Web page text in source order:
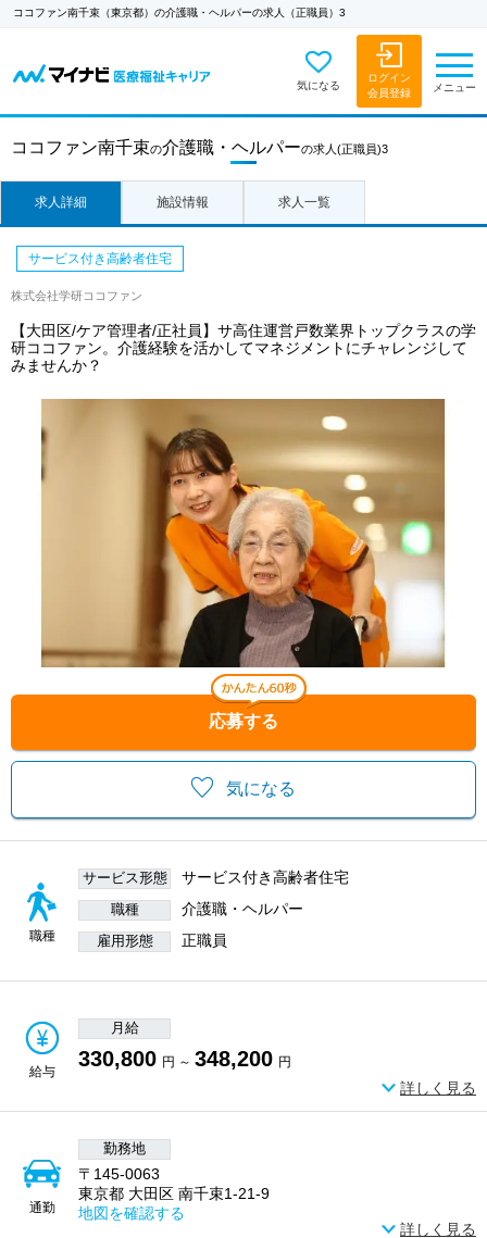
ココファン南千束（東京都）の介護職・ヘルパーの求人（正職員）3
気になる
ログイン
会員登録
メニュー
ココファン南千束の介護職・ヘルパーの求人 (正職員)3
求人詳細 施設情報 求人一覧
気になる
応募する
サービス付き高齢者住宅
株式会社学研ココファン
【大田区/ケア管理者/正社員】サ高住運営戸数業界トップクラスの学
研ココファン。介護経験を活かしてマネジメントにチャレンジして
みませんか？
職種
サービス形態 サービス付き高齢者住宅
職種 介護職・ヘルパー
雇用形態 正職員
給与
月給
330,800 円 ～ 348,200 円
詳しく見る
通勤
勤務地
〒145-0063
東京都 大田区 南千束1-21-9
地図を確認する
詳しく見る